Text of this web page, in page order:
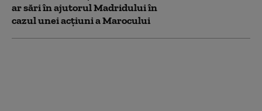
ar sări în ajutorul Madridului în
cazul unei acțiuni a Marocului